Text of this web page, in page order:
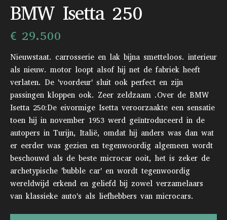
BMW Isetta 250
€ 29.500
Nieuwstaat. carrosserie en lak bijna smetteloos. interieur
als nieuw. motor loopt alsof hij net de fabriek heeft
verlaten. De 'voordeur' sluit ook perfect en zijn
passingen kloppen ook. Zeer zeldzaam .Over de BMW
Isetta 250:De eivormige Isetta veroorzaakte een sensatie
toen hij in november 1953 werd geïntroduceerd in de
autopers in Turijn, Italië, omdat hij anders was dan wat
er eerder was gezien en tegenwoordig algemeen wordt
beschouwd als de beste microcar ooit, het is zeker de
archetypische 'bubble car' en wordt tegenwoordig
wereldwijd erkend en geliefd bij zowel verzamelaars
van klassieke auto's als liefhebbers van microcars.